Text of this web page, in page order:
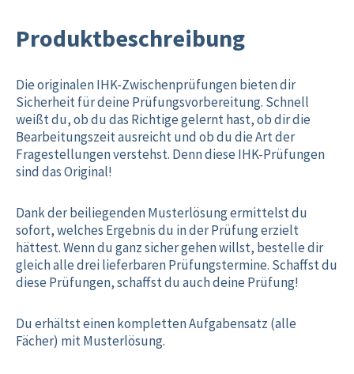
Produktbeschreibung
Die originalen IHK-Zwischenprüfungen bieten dir
Sicherheit für deine Prüfungsvorbereitung. Schnell
weißt du, ob du das Richtige gelernt hast, ob dir die
Bearbeitungszeit ausreicht und ob du die Art der
Fragestellungen verstehst. Denn diese IHK-Prüfungen
sind das Original!
Dank der beiliegenden Musterlösung ermittelst du
sofort, welches Ergebnis du in der Prüfung erzielt
hättest. Wenn du ganz sicher gehen willst, bestelle dir
gleich alle drei lieferbaren Prüfungstermine. Schaffst du
diese Prüfungen, schaffst du auch deine Prüfung!
Du erhältst einen kompletten Aufgabensatz (alle
Fächer) mit Musterlösung.